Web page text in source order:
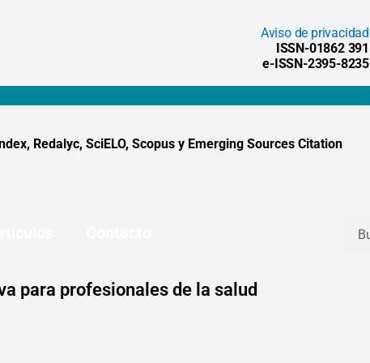
Aviso de privacidad
ISSN-01862 391
e-ISSN-2395-8235
Redalyc, SciELO, Scopus y Emerging Sources Citation
para profesionales de la salud